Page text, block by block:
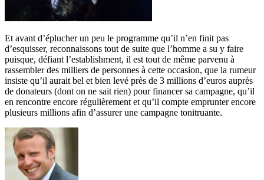
Et avant d’éplucher un peu le programme qu’il n’en finit pas
d’esquisser, reconnaissons tout de suite que l’homme a su y faire
puisque, défiant l’establishment, il est tout de même parvenu à
rassembler des milliers de personnes à cette occasion, que la rumeur
insiste qu’il aurait bel et bien levé près de 3 millions d’euros auprès
de donateurs (dont on ne sait rien) pour financer sa campagne, qu’il
en rencontre encore régulièrement et qu’il compte emprunter encore
plusieurs millions afin d’assurer une campagne tonitruante.